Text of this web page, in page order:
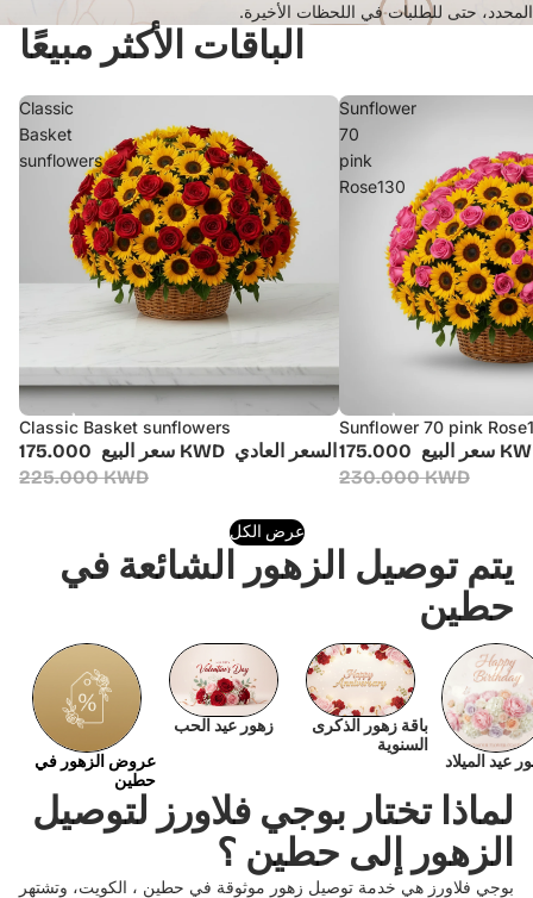
المحدد، حتى للطلبات في اللحظات الأخيرة.
الباقات الأكثر مبيعًا
Classic
Basket
sunflowers
أُوكَازيُون
Classic Basket sunflowers
سعر البيع 175.000 KWD السعر العادي
225.000 KWD
Sunflower
70
pink
Rose130
أُوكَازيُون
Sunflower 70 pink
سعر البيع175.000
230.000 KWD
عرض الكل
يتم توصيل الزهور الشائعة في
حطين
عروض الزهور في
حطين
زهور عيد الحب
باقة زهور الذكرى
السنوية
عيد الميلاد
لماذا تختار بوجي فلاورز لتوصيل
الزهور إلى حطين ؟
بوجي فلاورز هي خدمة توصيل زهور موثوقة في حطين ، الكويت، وتشتهر